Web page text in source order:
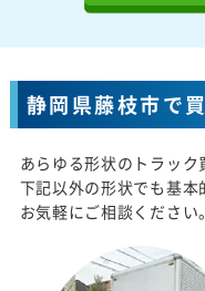
静岡県藤枝市で
あらゆる形状のトラック
下記以外の形状でも基本
お気軽にご相談ください。